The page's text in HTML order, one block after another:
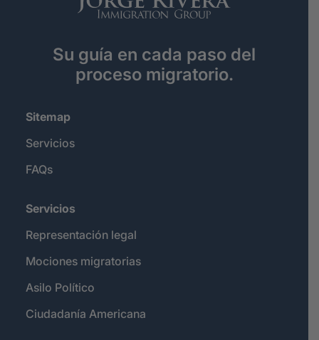
Su guía en cada paso del
proceso migratorio.
Sitemap
Servicios
FAQs
Servicios
Representación legal
Mociones migratorias
Asilo Político
Ciudadanía Americana